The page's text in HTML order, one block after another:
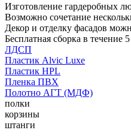
Изготовление гардеробных
Возможно сочетание
Декор и отделку фасадов
Бесплатная сборка в течение
ЛДСП
Пластик Alvic Luxe
Пластик HPL
Пленка ПВХ
Полотно АГТ (МДФ)
полки
корзины
штанги